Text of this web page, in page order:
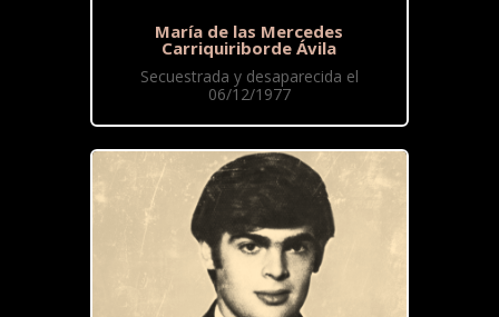
María de las Mercedes
Carriquiriborde Ávila
Secuestrada y desaparecida el
06/12/1977